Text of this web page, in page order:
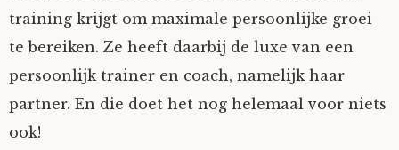
training krijgt om maximale persoonlijke groei
te bereiken. Ze heeft daarbij de luxe van een
persoonlijk trainer en coach, namelijk haar
partner. En die doet het nog helemaal voor niets
ook!